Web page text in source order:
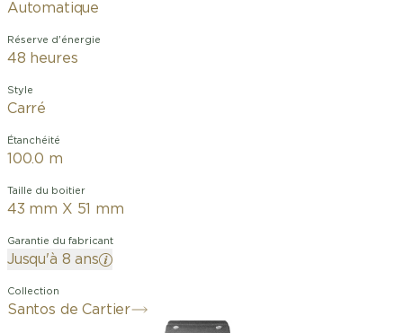
Automatique
Réserve d'énergie
48 heures
Style
Carré
Étanchéité
100.0 m
Taille du boitier
43 mm X 51 mm
Garantie du fabricant
Jusqu'à 8 ans
Collection
Santos de Cartier